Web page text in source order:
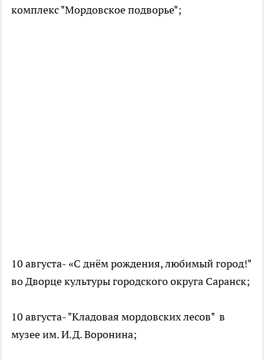
комплекс "Мордовское подворье";
10 августа- «С днём рождения, любимый город!"
во Дворце культуры городского округа Саранск;
10 августа- "Кладовая мордовских лесов" в
музее им. И.Д. Воронина;